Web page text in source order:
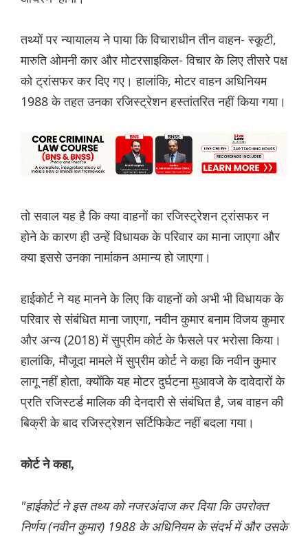
तथ्यों पर न्यायालय ने पाया कि विचाराधीन तीन वाहन- स्कूटी,
मारुति ओमनी कार और मोटरसाइकिल- विचार के लिए तीसरे पक्ष
को ट्रांसफर कर दिए गए। हालांकि, मोटर वाहन अधिनियम
1988 के तहत उनका रजिस्ट्रेशन हस्तांतरित नहीं किया गया।
तो सवाल यह है कि क्या वाहनों का रजिस्ट्रेशन ट्रांसफर न
होने के कारण ही उन्हें विधायक के परिवार का माना जाएगा और
क्या इससे उनका नामांकन अमान्य हो जाएगा।
हाईकोर्ट ने यह मानने के लिए कि वाहनों को अभी भी विधायक के
परिवार से संबंधित माना जाएगा, नवीन कुमार बनाम विजय कुमार
और अन्य (2018) में सुप्रीम कोर्ट के फैसले पर भरोसा किया।
हालांकि, मौजूदा मामले में सुप्रीम कोर्ट ने कहा कि नवीन कुमार
लागू नहीं होता, क्योंकि यह मोटर दुर्घटना मुआवजे के दावेदारों के
प्रति रजिस्टर्ड मालिक की देनदारी से संबंधित है, जब वाहन की
बिक्री के बाद रजिस्ट्रेशन सर्टिफिकेट नहीं बदला गया।
कोर्ट ने कहा,
"हाईकोर्ट ने इस तथ्य को नजरअंदाज कर दिया कि उपरोक्त
निर्णय (नवीन कुमार) 1988 के अधिनियम के संदर्भ में और उसके